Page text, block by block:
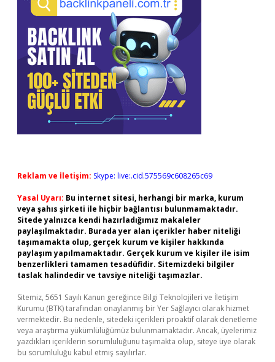
Reklam ve İletişim: Skype: live:.cid.575569c608265c69
Yasal Uyarı: Bu internet sitesi, herhangi bir marka, kurum
veya şahıs şirketi ile hiçbir bağlantısı bulunmamaktadır.
Sitede yalnızca kendi hazırladığımız makaleler
paylaşılmaktadır. Burada yer alan içerikler haber niteliği
taşımamakta olup, gerçek kurum ve kişiler hakkında
paylaşım yapılmamaktadır. Gerçek kurum ve kişiler ile isim
benzerlikleri tamamen tesadüfidir. Sitemizdeki bilgiler
taslak halindedir ve tavsiye niteliği taşımazlar.
Sitemiz, 5651 Sayılı Kanun gereğince Bilgi Teknolojileri ve İletişim
Kurumu (BTK) tarafından onaylanmış bir Yer Sağlayıcı olarak hizmet
vermektedir. Bu nedenle, sitedeki içerikleri proaktif olarak denetleme
veya araştırma yükümlülüğümüz bulunmamaktadır. Ancak, üyelerimiz
yazdıkları içeriklerin sorumluluğunu taşımakta olup, siteye üye olarak
bu sorumluluğu kabul etmiş sayılırlar.